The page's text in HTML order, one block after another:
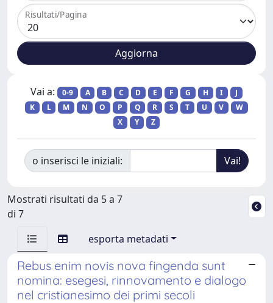
Risultati/Pagina
Vai a: 0-9 A B C D E F G H I
J
K
L M N O P Q R S T U V
W
X
Y Z
o inserisci le iniziali:
Mostrati risultati da 5 a 7
di 7
esporta metadati
Rebus enim novis nova fingenda sunt
nomina: esegesi, rinnovamento e dialogo
nel cristianesimo dei primi secoli